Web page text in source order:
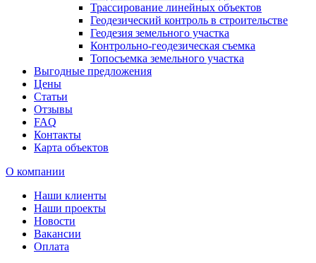
Трассирование линейных объектов
Геодезический контроль в строительстве
Геодезия земельного участка
Контрольно-геодезическая съемка
Топосъемка земельного участка
Выгодные предложения
Цены
Статьи
Отзывы
FAQ
Контакты
Карта объектов
О компании
Наши клиенты
Наши проекты
Новости
Вакансии
Оплата